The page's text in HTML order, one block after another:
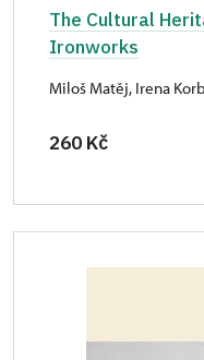
The Cultural
Ironworks
Miloš Matěj, Irena
260 Kč